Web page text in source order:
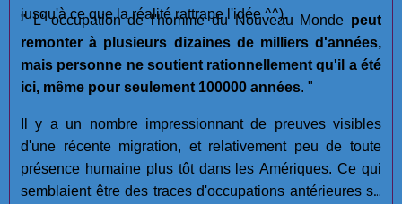
jusqu'à ce que la réalité rattrape l'idée ^^).
" L' occupation de l'homme du Nouveau Monde peut
remonter à plusieurs dizaines de milliers d'années,
mais personne ne soutient rationnellement qu'il a été
ici, même pour seulement 100000 années. "
Il y a un nombre impressionnant de preuves visibles
d'une récente migration, et relativement peu de toute
présence humaine plus tôt dans les Amériques. Ce qui
semblaient être des traces d'occupations antérieures se